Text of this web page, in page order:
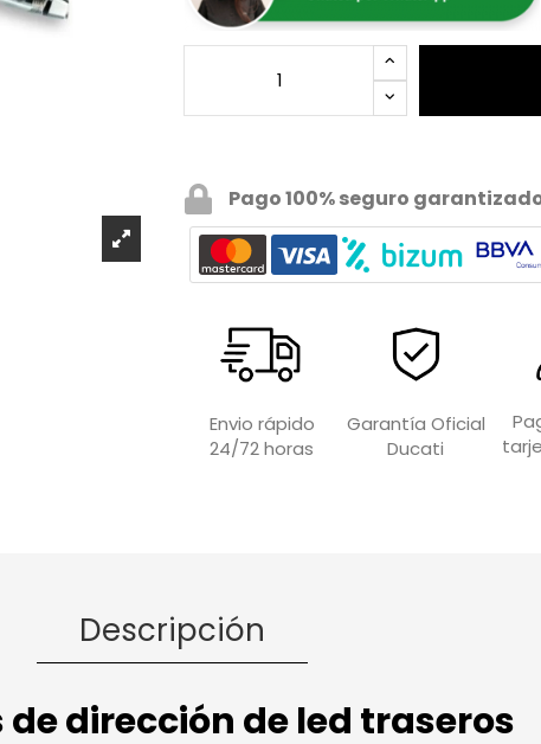
Pago 100% seguro
Envio rápido
24/72 horas
Garantía Oficial
Ducati
Descripción
dirección de led traseros